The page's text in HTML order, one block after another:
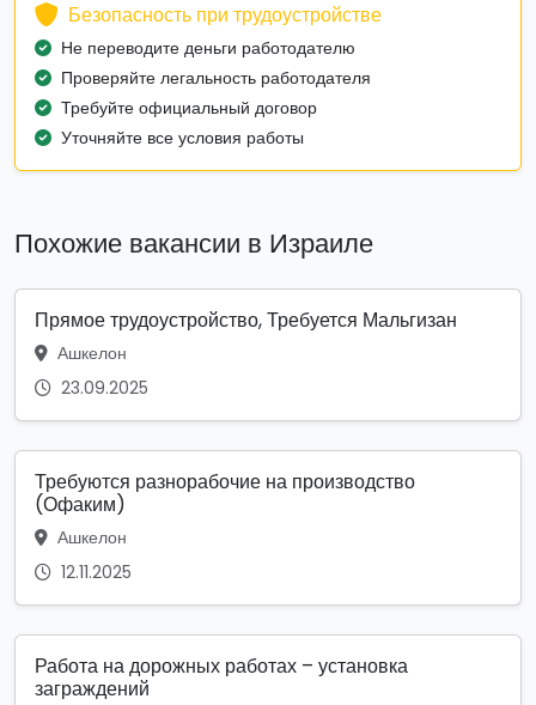
Безопасность при трудоустройстве
Не переводите деньги работодателю
Проверяйте легальность работодателя
Требуйте официальный договор
Уточняйте все условия работы
Похожие вакансии в Израиле
Прямое трудоустройство, Требуется Мальгизан
Ашкелон
23.09.2025
Требуются разнорабочие на производство
(Офаким)
Ашкелон
12.11.2025
Работа на дорожных работах – установка
заграждений